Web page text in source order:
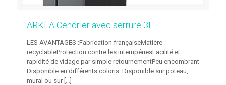
ARKEA Cendrier avec serrure 3L
LES AVANTAGES :Fabrication françaiseMatière
recyclableProtection contre les intempériesFacilité et
rapidité de vidage par simple retournementPeu encombrant
Disponible en différents coloris. Disponible sur poteau,
mural ou sur[…]